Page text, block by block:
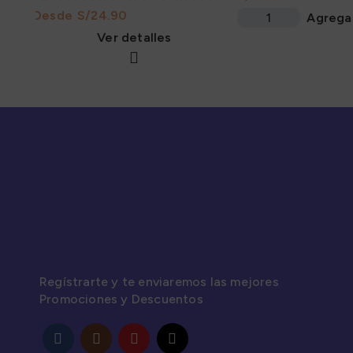
S/
Ver detalles
Regístrarte y te enviaremos las mejores
Promociones y Descuentos